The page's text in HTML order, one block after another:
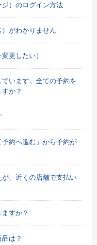
）のログイン方法
がわかりません
更したい）
います。全ての予約を
か？
約へ進む」から予約が
、近くの店舗で支払い
すか？
は？